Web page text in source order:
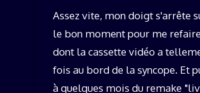
Assez vite, mon doigt s'arrête
le bon moment pour me
dont la cassette vidéo a
fois au bord de la syncope. Et
à quelques mois du remake